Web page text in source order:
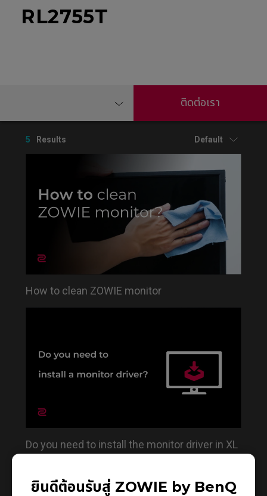
ยินดีต้อนรับสู่ ZOWIE by BenQ
RL2755T
ติดต่อเรา
5 Results Default
How to clean ZOWIE monitor
Do you need to install the monitor driver in XL